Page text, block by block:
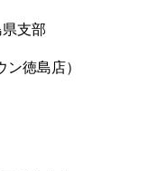
支部
徳島店）